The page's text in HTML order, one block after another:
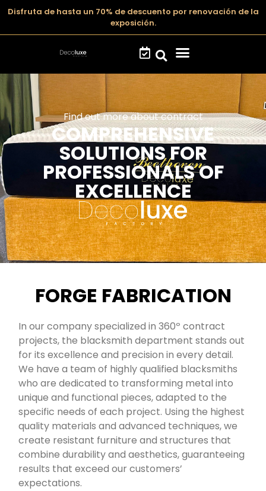
Disfruta de hasta un 70% de descuento por renovación de la
exposición.
Find out more about contract
COMPREHENSIVE
SOLUTIONS FOR
PROFESSIONALS OF
EXCELLENCE
FORGE FABRICATION
In our company specialized in 360º contract
projects, the blacksmith department stands out
for its excellence and precision in every detail.
We have a team of highly qualified blacksmiths
who are dedicated to transforming metal into
unique and functional pieces, adapted to the
specific needs of each project. Using the highest
quality materials and advanced techniques, we
create resistant furniture and structures that
combine durability and aesthetics, guaranteeing
results that exceed our customers’
expectations.